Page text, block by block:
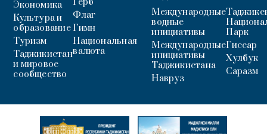
Экономика
Культура и
образование
Туризм
Таджикистан
и мировое
сообщество
Герб
Флаг
Гимн
Национальная
валюта
Международные
водные
инициативы
Международные
инициативы
Таджикистана
Навруз
Парк
Гиссар
Хулбук
Саразм